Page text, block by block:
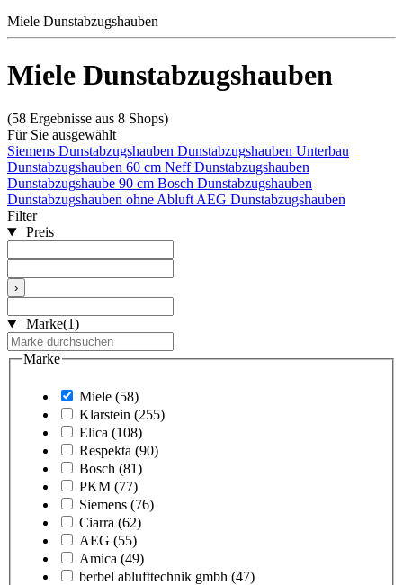
Miele Dunstabzugshauben
Miele Dunstabzugshauben
(58 Ergebnisse aus 8 Shops)
Für Sie ausgewählt
Siemens Dunstabzugshauben Dunstabzugshauben Unterbau
Dunstabzugshauben 60 cm Neff Dunstabzugshauben
Dunstabzugshaube 90 cm Bosch Dunstabzugshauben
Dunstabzugshauben ohne Abluft AEG Dunstabzugshauben
Filter
Preis
›
Marke(1)
Marke
Miele (58)
Klarstein (255)
Elica (108)
Respekta (90)
Bosch (81)
PKM (77)
Siemens (76)
Ciarra (62)
AEG (55)
Amica (49)
berbel ablufttechnik gmbh (47)